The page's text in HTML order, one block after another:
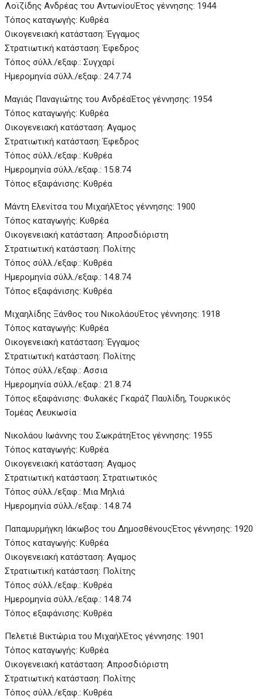
Λοϊζίδης Ανδρέας του ΑντωνίουΈτος γέννησης: 1944
Τόπος καταγωγής: Κυθρέα
Οικογενειακή κατάσταση: Έγγαμος
Στρατιωτική κατάσταση: Έφεδρος
Τόπος σύλλ./εξαφ.: Συγχαρί
Ημερομηνία σύλλ./εξαφ.: 24.7.74
Μαγιάς Παναγιώτης του ΑνδρέαΈτος γέννησης: 1954
Τόπος καταγωγής: Κυθρέα
Οικογενειακή κατάσταση: Αγαμος
Στρατιωτική κατάσταση: Έφεδρος
Τόπος σύλλ./εξαφ.: Κυθρέα
Ημερομηνία σύλλ./εξαφ.: 15.8.74
Τόπος εξαφάνισης: Κυθρέα
Μάντη Ελενίτσα του ΜιχαήλΈτος γέννησης: 1900
Τόπος καταγωγής: Κυθρέα
Οικογενειακή κατάσταση: Απροσδιόριστη
Στρατιωτική κατάσταση: Πολίτης
Τόπος σύλλ./εξαφ.: Κυθρέα
Ημερομηνία σύλλ./εξαφ.: 14.8.74
Τόπος εξαφάνισης: Κυθρέα
Μιχαηλίδης Ξάνθος του ΝικολάουΈτος γέννησης: 1918
Τόπος καταγωγής: Κυθρέα
Οικογενειακή κατάσταση: Έγγαμος
Στρατιωτική κατάσταση: Πολίτης
Τόπος σύλλ./εξαφ.: Ασσια
Ημερομηνία σύλλ./εξαφ.: 21.8.74
Τόπος εξαφάνισης: Φυλακές Γκαράζ Παυλίδη, Τουρκικός
Τομέας Λευκωσία
Νικολάου Ιωάννης του ΣωκράτηΈτος γέννησης: 1955
Τόπος καταγωγής: Κυθρέα
Οικογενειακή κατάσταση: Αγαμος
Στρατιωτική κατάσταση: Στρατιωτικός
Τόπος σύλλ./εξαφ.: Μια Μηλιά
Ημερομηνία σύλλ./εξαφ.: 14.8.74
Παπαμυρμήγκη Ιάκωβος του ΔημοσθένουςΈτος γέννησης: 1920
Τόπος καταγωγής: Κυθρέα
Οικογενειακή κατάσταση: Αγαμος
Στρατιωτική κατάσταση: Πολίτης
Τόπος σύλλ./εξαφ.: Κυθρέα
Ημερομηνία σύλλ./εξαφ.: 14.8.74
Τόπος εξαφάνισης: Κυθρέα
Πελετιέ Βικτώρια του ΜιχαήλΈτος γέννησης: 1901
Τόπος καταγωγής: Κυθρέα
Οικογενειακή κατάσταση: Απροσδιόριστη
Στρατιωτική κατάσταση: Πολίτης
Τόπος σύλλ./εξαφ.: Κυθρέα